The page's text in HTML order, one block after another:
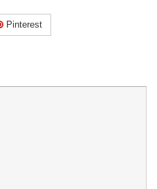
Pinterest